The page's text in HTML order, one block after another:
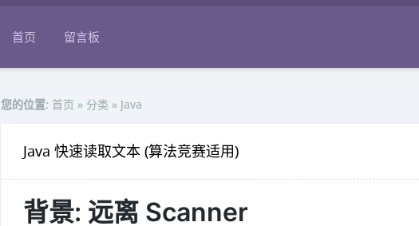
首页 留言板
您的位置: 首页 » 分类 » Java
Java 快速读取文本 (算法竞赛适用)
背景: 远离 Scanner